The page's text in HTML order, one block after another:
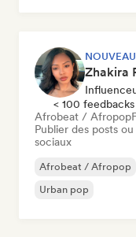
NOUVEAU
Zhakira
< 100
Afrobeat / Afropop
Publier des posts
sociaux
Afrobeat / Afropop
Urban pop